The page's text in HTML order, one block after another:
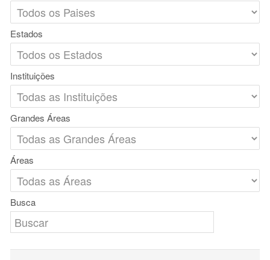
Estados
Instituições
Grandes Áreas
Áreas
Busca